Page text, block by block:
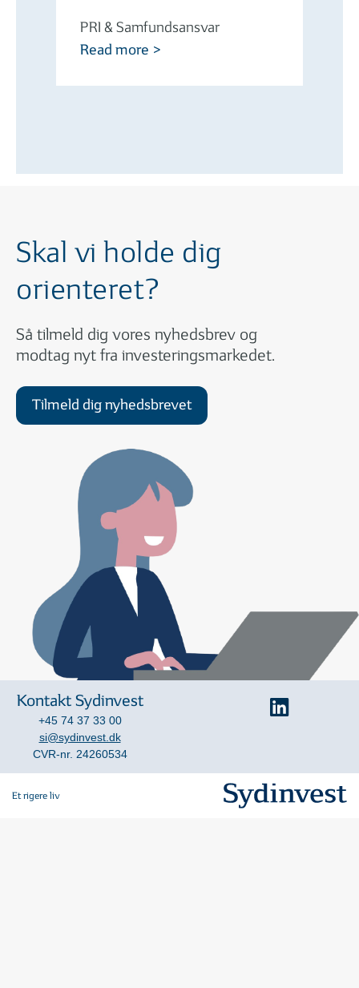
PRI & Samfundsansvar
Read more >
Skal vi holde dig
orienteret?
Så tilmeld dig vores nyhedsbrev og
modtag nyt fra investeringsmarkedet.
Tilmeld dig nyhedsbrevet
Kontakt Sydinvest
+45 74 37 33 00
si@sydinvest.dk
CVR-nr. 24260534
Et rigere liv